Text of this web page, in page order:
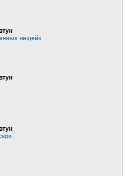
вещей»